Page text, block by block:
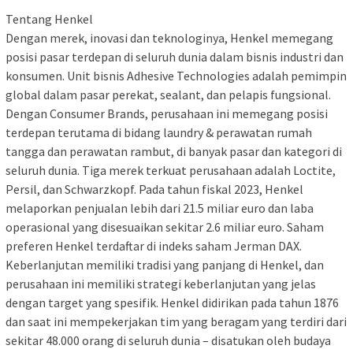
Tentang Henkel
Dengan merek, inovasi dan teknologinya, Henkel memegang
posisi pasar terdepan di seluruh dunia dalam bisnis industri dan
konsumen. Unit bisnis Adhesive Technologies adalah pemimpin
global dalam pasar perekat, sealant, dan pelapis fungsional.
Dengan Consumer Brands, perusahaan ini memegang posisi
terdepan terutama di bidang laundry & perawatan rumah
tangga dan perawatan rambut, di banyak pasar dan kategori di
seluruh dunia. Tiga merek terkuat perusahaan adalah Loctite,
Persil, dan Schwarzkopf. Pada tahun fiskal 2023, Henkel
melaporkan penjualan lebih dari 21.5 miliar euro dan laba
operasional yang disesuaikan sekitar 2.6 miliar euro. Saham
preferen Henkel terdaftar di indeks saham Jerman DAX.
Keberlanjutan memiliki tradisi yang panjang di Henkel, dan
perusahaan ini memiliki strategi keberlanjutan yang jelas
dengan target yang spesifik. Henkel didirikan pada tahun 1876
dan saat ini mempekerjakan tim yang beragam yang terdiri dari
sekitar 48.000 orang di seluruh dunia – disatukan oleh budaya